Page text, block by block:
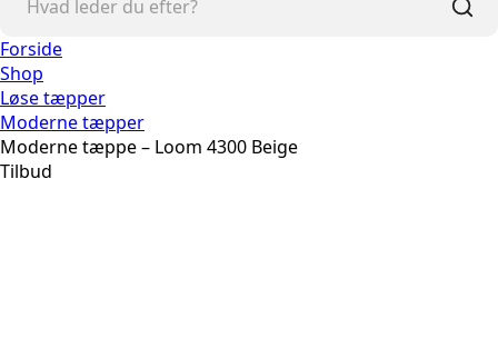
Forside
Shop
Løse tæpper
Moderne tæpper
Moderne tæppe – Loom 4300 Beige
Tilbud